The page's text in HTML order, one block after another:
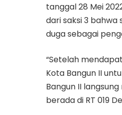
tanggal 28 Mei
dari saksi 3
duga sebagai
“Setelah
Kota Bangun II
Bangun II
berada di RT 019